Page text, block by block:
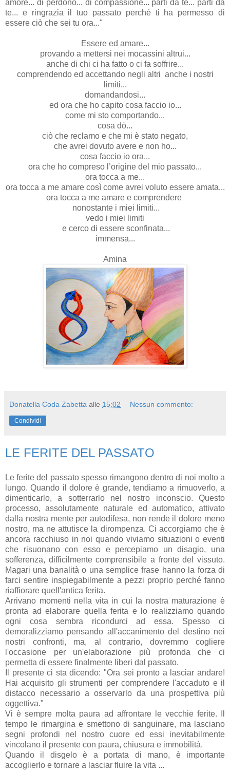
amore... di perdono... di compassione... parti da te... parti da
te... e ringrazia il tuo passato perché ti ha permesso di
essere ciò che sei tu ora..."
Essere ed amare...
provando a mettersi nei mocassini altrui...
anche di chi ci ha fatto o ci fa soffrire...
comprendendo ed accettando negli altri anche i nostri
limiti...
domandandosi...
ed ora che ho capito cosa faccio io...
come mi sto comportando...
cosa dò...
ciò che reclamo e che mi è stato negato,
che avrei dovuto avere e non ho...
cosa faccio io ora...
ora che ho compreso l’origine del mio passato...
ora tocca a me...
ora tocca a me amare così come avrei voluto essere amata...
ora tocca a me amare e comprendere
nonostante i miei limiti...
vedo i miei limiti
e cerco di essere sconfinata...
immensa...
Amina
Donatella Coda Zabetta alle 15:02 Nessun commento:
Condividi
LE FERITE DEL PASSATO
Le ferite del passato spesso rimangono dentro di noi molto a
lungo. Quando il dolore è grande, tendiamo a rimuoverlo, a
dimenticarlo, a sotterrarlo nel nostro inconscio. Questo
processo, assolutamente naturale ed automatico, attivato
dalla nostra mente per autodifesa, non rende il dolore meno
nostro, ma ne attutisce la dirompenza. Ci accorgiamo che è
ancora racchiuso in noi quando viviamo situazioni o eventi
che risuonano con esso e percepiamo un disagio, una
sofferenza, difficilmente comprensibile a fronte del vissuto.
Magari una banalità o una semplice frase hanno la forza di
farci sentire inspiegabilmente a pezzi proprio perché fanno
riaffiorare quell'antica ferita.
Arrivano momenti nella vita in cui la nostra maturazione è
pronta ad elaborare quella ferita e lo realizziamo quando
ogni cosa sembra ricondurci ad essa. Spesso ci
demoralizziamo pensando all'accanimento del destino nei
nostri confronti, ma, al contrario, dovremmo cogliere
l'occasione per un'elaborazione più profonda che ci
permetta di essere finalmente liberi dal passato.
Il presente ci sta dicendo: "Ora sei pronto a lasciar andare!
Hai acquisito gli strumenti per comprendere l'accaduto e il
distacco necessario a osservarlo da una prospettiva più
oggettiva."
Vi è sempre molta paura ad affrontare le vecchie ferite. Il
tempo le rimargina e smettono di sanguinare, ma lasciano
segni profondi nel nostro cuore ed essi inevitabilmente
vincolano il presente con paura, chiusura e immobilità.
Quando il disgelo è a portata di mano, è importante
accoglierlo e tornare a lasciar fluire la vita ...